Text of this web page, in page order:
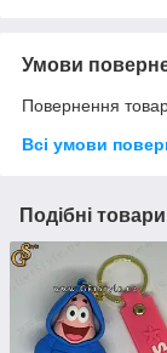
Умови
Повернення
Всі умови
Подібні